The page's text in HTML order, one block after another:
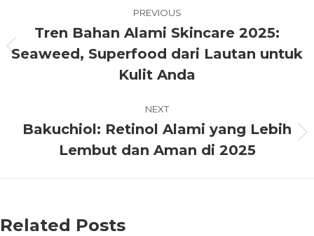
PREVIOUS
Tren Bahan Alami Skincare 2025:
Seaweed, Superfood dari Lautan untuk
Kulit Anda
NEXT
Bakuchiol: Retinol Alami yang Lebih
Lembut dan Aman di 2025
Related Posts